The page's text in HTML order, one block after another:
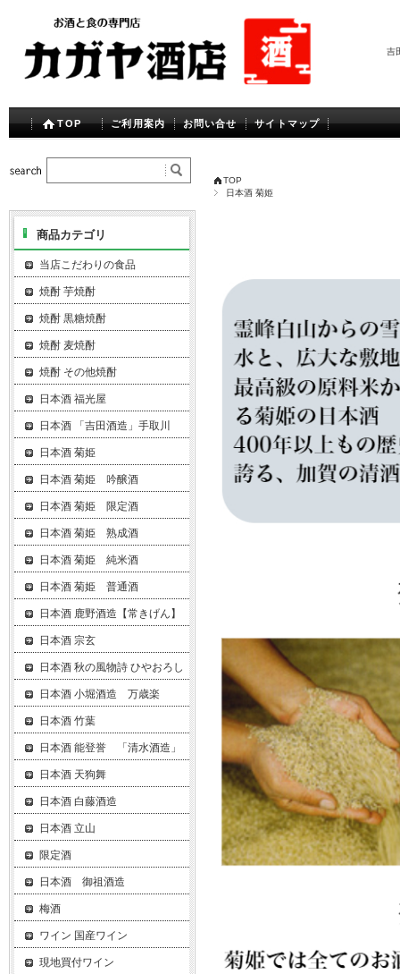
吉
TOP ご利用案内 お問い合せ サイトマップ
TOP
日本酒 菊姫
商品カテゴリ
当店こだわりの食品
焼酎 芋焼酎
焼酎 黒糖焼酎
焼酎 麦焼酎
焼酎 その他焼酎
日本酒 福光屋
日本酒 「吉田酒造」手取川
日本酒 菊姫
日本酒 菊姫 吟醸酒
日本酒 菊姫 限定酒
日本酒 菊姫 熟成酒
日本酒 菊姫 純米酒
日本酒 菊姫 普通酒
日本酒 鹿野酒造【常きげん】
日本酒 宗玄
日本酒 秋の風物詩 ひやおろし
日本酒 小堀酒造 万歳楽
日本酒 竹葉
日本酒 能登誉 「清水酒造」
日本酒 天狗舞
日本酒 白藤酒造
日本酒 立山
限定酒
日本酒 御祖酒造
梅酒
ワイン 国産ワイン
現地買付ワイン